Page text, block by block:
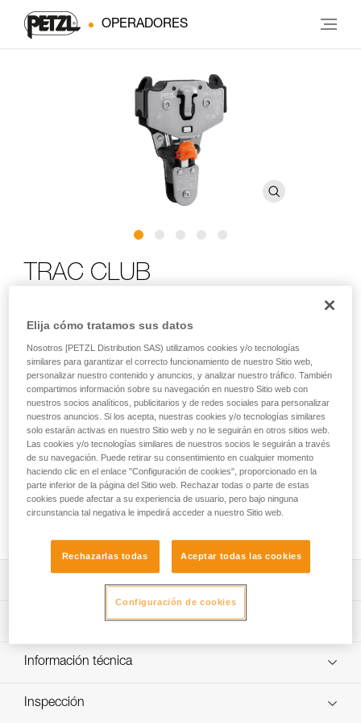
OPERADORES
TRAC CLUB
acrobáticos en altura
Fácil de utilizar, la TRAC CLUB es una polea diseñada para
los recorridos acrobáticos en altura. Ergonómica, ofrece una
excelente prensión y permite al cliente instalar la polea en el
cable con una mano. Los extremos están equipados de
topes que limitan engancharse los dedos y dos soportes
para conectores, que evitan su desgaste por rozamiento con
el cable. Los elementos de amarre JOKO y AVENTEX se
integran directamente en la polea para convertir el conjunto
en imperdible. La vida útil se optimiza gracias a los
rodamientos de excelente durabilidad y a los topes
- Sistema de apertura ergonómico que permite al cliente
instalar fácilmente la polea en el cable con una mano.
estabilidad en las tirolinas.
- Parte inferior ergonómica que aporta una sujeción con la
Características técnicas
Diámetro de cable: 9 a 13 mm (también se puede utilizar
Peso unitario: 490 g
Información técnica
Descargar el pdf technical-notice-TRAC GUIDE-GUIDE
Inspección
Elija cómo tratamos sus datos
Nosotros [PETZL Distribution SAS) utilizamos cookies y/o tecnologías
similares para garantizar el correcto funcionamiento de nuestro Sitio web,
personalizar nuestro contenido y anuncios, y analizar nuestro tráfico. También
compartimos información sobre su navegación en nuestro Sitio web con
nuestros socios analíticos, publicitarios y de redes sociales para personalizar
nuestros anuncios. Si los acepta, nuestras cookies y/o tecnologías similares
solo estarán activas en nuestro Sitio web y no le seguirán en otros sitios web.
Las cookies y/o tecnologías similares de nuestros socios le seguirán a través
de su navegación. Puede retirar su consentimiento en cualquier momento
haciendo clic en el enlace "Configuración de cookies", proporcionado en la
parte inferior de la página del Sitio web. Rechazar todas o parte de estas
cookies puede afectar a su experiencia de usuario, pero bajo ninguna
circunstancia tal negativa le impedirá acceder a nuestro Sitio web.
Rechazarlas todas Aceptar todas las cookies
Configuración de cookies